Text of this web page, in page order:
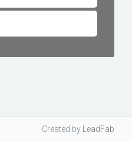
Created by LeadFab